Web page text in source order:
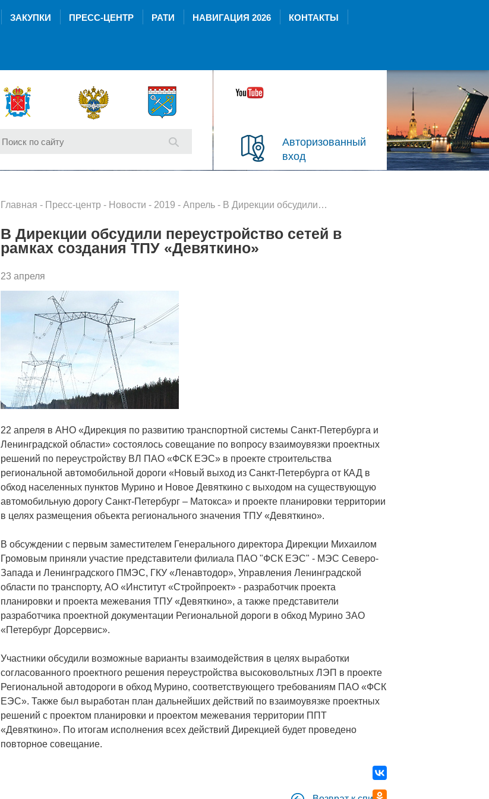
ЗАКУПКИ ПРЕСС-ЦЕНТР РАТИ НАВИГАЦИЯ 2026 КОНТАКТЫ
Авторизованный
вход
Главная - Пресс-центр - Новости - 2019 - Апрель - В Дирекции обсудили переустройство сетей в рамках создания ТПУ «Девяткино»
В Дирекции обсудили переустройство сетей в
рамках создания ТПУ «Девяткино»
23 апреля
22 апреля в АНО «Дирекция по развитию транспортной системы Санкт-Петербурга и
Ленинградской области» состоялось совещание по вопросу взаимоувязки проектных
решений по переустройству ВЛ ПАО «ФСК ЕЭС» в проекте строительства
региональной автомобильной дороги «Новый выход из Санкт-Петербурга от КАД в
обход населенных пунктов Мурино и Новое Девяткино с выходом на существующую
автомобильную дорогу Санкт-Петербург – Матокса» и проекте планировки территории
в целях размещения объекта регионального значения ТПУ «Девяткино».
В обсуждении с первым заместителем Генерального директора Дирекции Михаилом
Громовым приняли участие представители филиала ПАО "ФСК ЕЭС" - МЭС Северо-
Запада и Ленинградского ПМЭС, ГКУ «Ленавтодор», Управления Ленинградской
области по транспорту, АО «Институт «Стройпроект» - разработчик проекта
планировки и проекта межевания ТПУ «Девяткино», а также представители
разработчика проектной документации Региональной дороги в обход Мурино ЗАО
«Петербург Дорсервис».
Участники обсудили возможные варианты взаимодействия в целях выработки
согласованного проектного решения переустройства высоковольтных ЛЭП в проекте
Региональной автодороги в обход Мурино, соответствующего требованиям ПАО «ФСК
ЕЭС». Также был выработан план дальнейших действий по взаимоувязке проектных
решений с проектом планировки и проектом межевания территории ППТ
«Девяткино». По итогам исполнения всех действий Дирекцией будет проведено
повторное совещание.